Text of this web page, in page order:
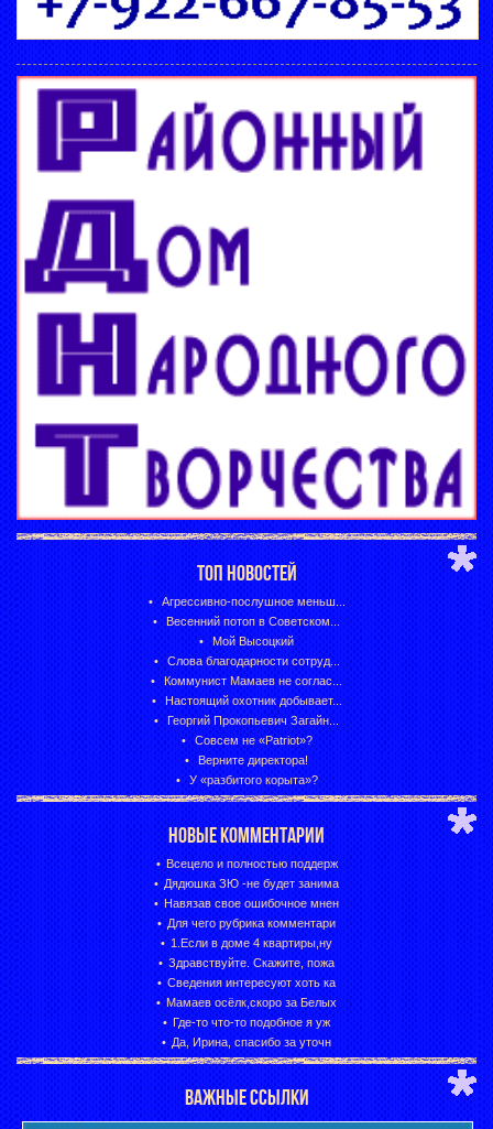
ТОП НОВОСТЕЙ
Агрессивно-послушное меньш...
Весенний потоп в Советском...
Мой Высоцкий
Слова благодарности сотруд...
Коммунист Мамаев не соглас...
Настоящий охотник добывает...
Георгий Прокопьевич Загайн...
Совсем не «Patriot»?
Верните директора!
У «разбитого корыта»?
НОВЫЕ КОММЕНТАРИИ
Всецело и полностью поддерж
Дядюшка ЗЮ -не будет занима
Навязав свое ошибочное мнен
Для чего рубрика комментари
1.Если в доме 4 квартиры,ну
Здравствуйте. Скажите, пожа
Сведения интересуют хоть ка
Мамаев осёлк,скоро за Белых
Где-то что-то подобное я уж
Да, Ирина, спасибо за уточн
ВАЖНЫЕ ССЫЛКИ